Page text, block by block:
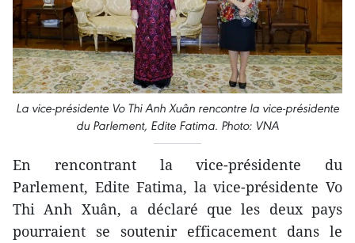
La vice-présidente Vo Thi Anh Xuân rencontre la vice-présidente
du Parlement, Edite Fatima. Photo: VNA
En rencontrant la vice-présidente du
Parlement, Edite Fatima, la vice-présidente Vo
Thi Anh Xuân, a déclaré que les deux pays
pourraient se soutenir efficacement dans le